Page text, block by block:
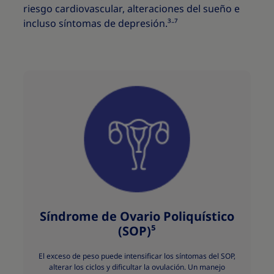
riesgo cardiovascular, alteraciones del sueño e
incluso síntomas de depresión.³⁻⁷
Síndrome de Ovario Poliquístico
(SOP)⁵
El exceso de peso puede intensificar los síntomas del SOP,
alterar los ciclos y dificultar la ovulación. Un manejo